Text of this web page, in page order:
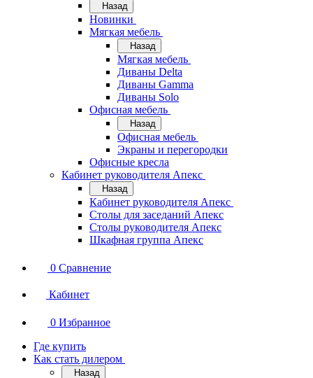
Назад
Новинки
Мягкая мебель
Назад
Мягкая мебель
Диваны Delta
Диваны Gamma
Диваны Solo
Офисная мебель
Назад
Офисная мебель
Экраны и перегородки
Офисные кресла
Кабинет руководителя Апекс
Назад
Кабинет руководителя Апекс
Столы для заседаний Апекс
Столы руководителя Апекс
Шкафная группа Апекс
0 Сравнение
Кабинет
0 Избранное
Где купить
Как стать дилером
Назад